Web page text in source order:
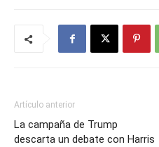
Artículo anterior
La campaña de Trump
descarta un debate con Harris